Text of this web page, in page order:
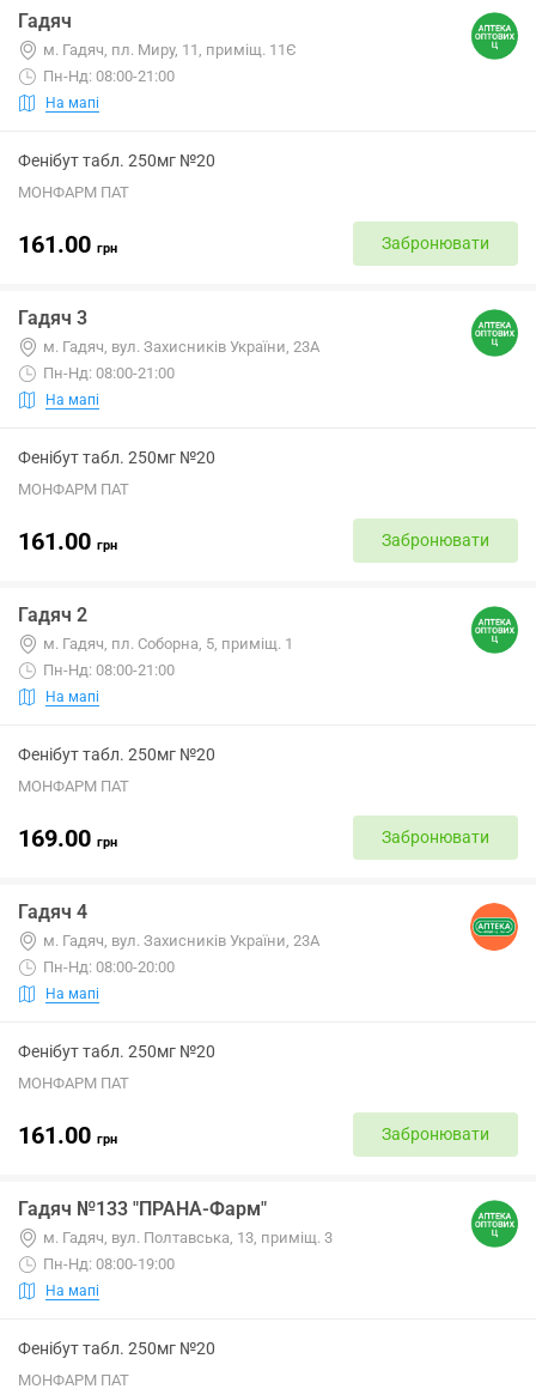
Гадяч
м. Гадяч, пл. Миру, 11, приміщ. 11Є
Пн-Нд: 08:00-21:00
На мапі
Фенібут табл. 250мг №20
МОНФАРМ ПАТ
161.00 грн Забронювати
Гадяч 3
м. Гадяч, вул. Захисників України, 23А
Пн-Нд: 08:00-21:00
На мапі
Фенібут табл. 250мг №20
МОНФАРМ ПАТ
161.00 грн Забронювати
Гадяч 2
м. Гадяч, пл. Соборна, 5, приміщ. 1
Пн-Нд: 08:00-21:00
На мапі
Фенібут табл. 250мг №20
МОНФАРМ ПАТ
169.00 грн Забронювати
Гадяч 4
м. Гадяч, вул. Захисників України, 23А
Пн-Нд: 08:00-20:00
На мапі
Фенібут табл. 250мг №20
МОНФАРМ ПАТ
161.00 грн Забронювати
Гадяч №133 "ПРАНА-Фарм"
м. Гадяч, вул. Полтавська, 13, приміщ. 3
Пн-Нд: 08:00-19:00
На мапі
Фенібут табл. 250мг №20
МОНФАРМ ПАТ